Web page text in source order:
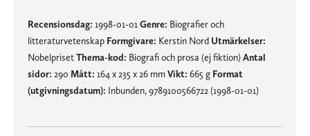
Recensionsdag: 1998-01-01 Genre: Biografier och
litteraturvetenskap Formgivare: Kerstin Nord Utmärkelser:
NobelprisetThema-kod: Biografi och prosa (ej fiktion)Antal
sidor: 290 Mått: 164 x 235 x 26 mmVikt: 665 g Format
(utgivningsdatum): Inbunden, 9789100566722 (1998-01-01)